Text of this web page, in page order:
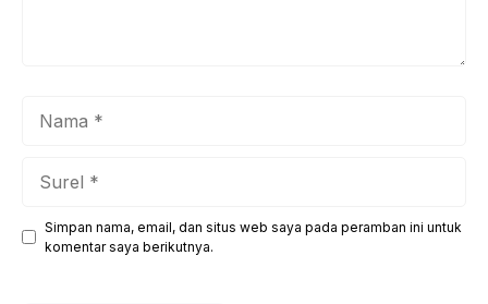
Situs
web
Simpan nama, email, dan situs web saya pada peramban ini untuk
komentar saya berikutnya.